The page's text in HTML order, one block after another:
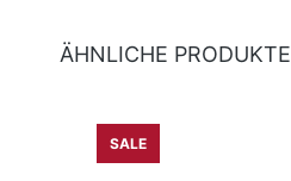
ÄHNLICHE PRODUKTE
SALE